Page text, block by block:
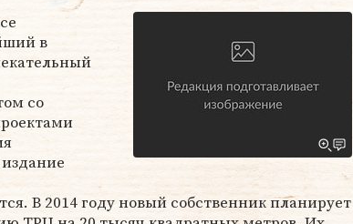
в
со
В 2014 году новый собственник планирует